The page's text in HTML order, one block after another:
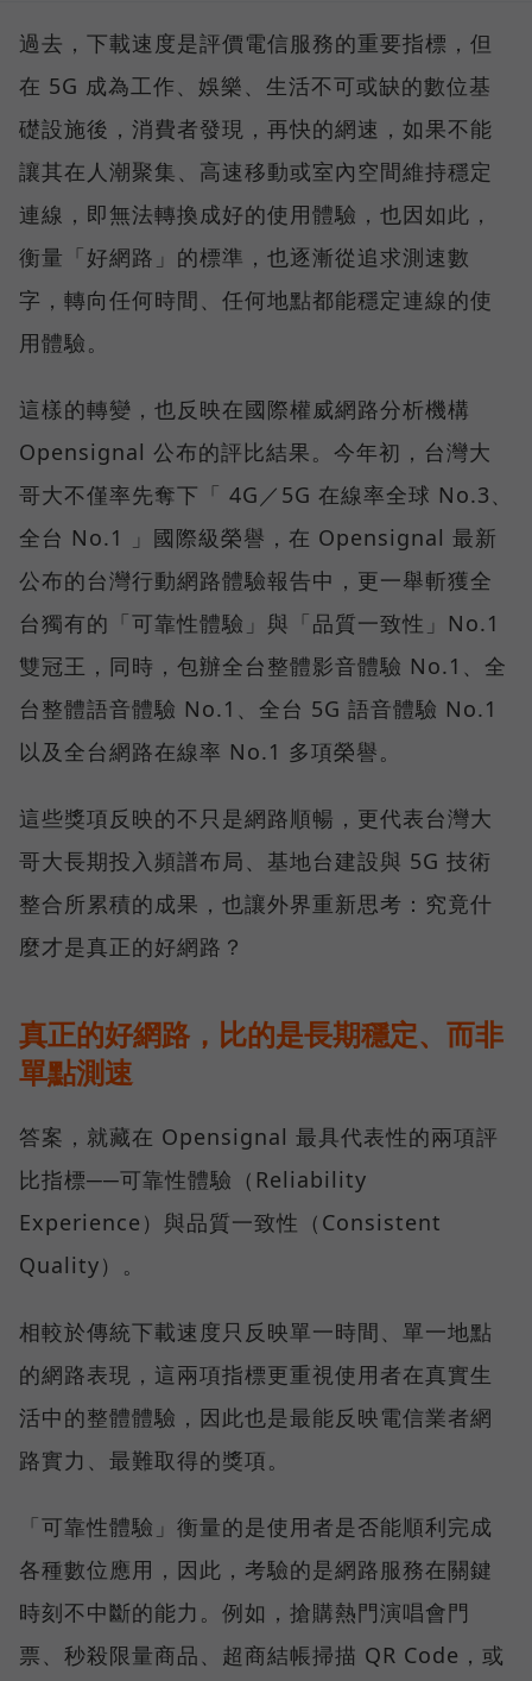
過去，下載速度是評價電信服務的重要指標，但
在 5G 成為工作、娛樂、生活不可或缺的數位基
礎設施後，消費者發現，再快的網速，如果不能
讓其在人潮聚集、高速移動或室內空間維持穩定
連線，即無法轉換成好的使用體驗，也因如此，
衡量「好網路」的標準，也逐漸從追求測速數
字，轉向任何時間、任何地點都能穩定連線的使
用體驗。
這樣的轉變，也反映在國際權威網路分析機構
Opensignal 公布的評比結果。今年初，台灣大
哥大不僅率先奪下「 4G／5G 在線率全球 No.3、
全台 No.1 」國際級榮譽，在 Opensignal 最新
公布的台灣行動網路體驗報告中，更一舉斬獲全
台獨有的「可靠性體驗」與「品質一致性」No.1
雙冠王，同時，包辦全台整體影音體驗 No.1、全
台整體語音體驗 No.1、全台 5G 語音體驗 No.1
以及全台網路在線率 No.1 多項榮譽。
這些獎項反映的不只是網路順暢，更代表台灣大
哥大長期投入頻譜布局、基地台建設與 5G 技術
整合所累積的成果，也讓外界重新思考：究竟什
麼才是真正的好網路？
真正的好網路，比的是長期穩定、而非
單點測速
答案，就藏在 Opensignal 最具代表性的兩項評
比指標──可靠性體驗（Reliability
Experience）與品質一致性（Consistent
Quality）。
相較於傳統下載速度只反映單一時間、單一地點
的網路表現，這兩項指標更重視使用者在真實生
活中的整體體驗，因此也是最能反映電信業者網
路實力、最難取得的獎項。
「可靠性體驗」衡量的是使用者是否能順利完成
各種數位應用，因此，考驗的是網路服務在關鍵
時刻不中斷的能力。例如，搶購熱門演唱會門
票、秒殺限量商品、超商結帳掃描 QR Code，或